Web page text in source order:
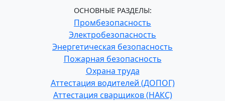
ОСНОВНЫЕ РАЗДЕЛЫ:
Промбезопасность
Электробезопасность
Энергетическая безопасность
Пожарная безопасность
Охрана труда
Аттестация водителей (ДОПОГ)
Аттестация сварщиков (НАКС)